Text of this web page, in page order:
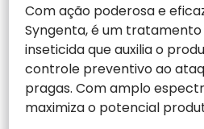
Com ação poderosa e
Syngenta, é um
inseticida que auxilia o
controle preventivo ao
pragas. Com amplo
maximiza o potencial